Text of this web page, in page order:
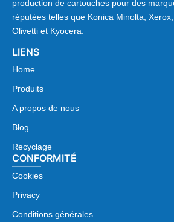
production de cartouches pour des
réputées telles que Konica Minolta,
Olivetti et Kyocera.
LIENS
Home
Produits
A propos de nous
Blog
Recyclage
CONFORMITÉ
Cookies
Privacy
Conditions générales